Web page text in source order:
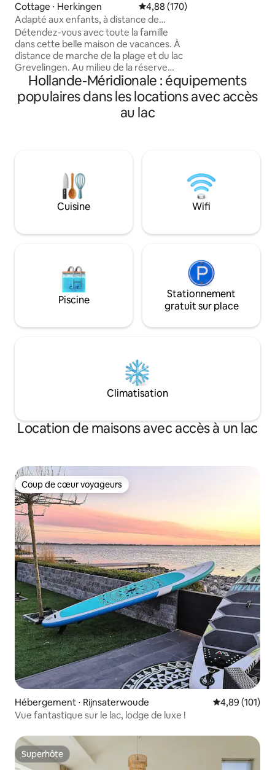
Cottage ⋅ Herkingen Évaluation moyenne sur la
4,88 (170)
Adapté aux enfants, à distance de
marche de la plage et de l'eau
Détendez-vous avec toute la famille
dans cette belle maison de vacances. À
distance de marche de la plage et du lac
Grevelingen. Au milieu de la réserve
naturelle de Slikken van Flakkee. Idéal
pour la marche / le vélo. Repérez les
phoques ou les flamants roses
sauvages ! Deux grands ports de
et électricité. Vous n'avez rien à
apporter. Juste une bonne humeur.
Avec 2 familles ? Louez notre autre
grand sauna à
ou du paddle à
polders. (Tout
Hollande-Méridionale : équipements
populaires dans les locations avec accès
au lac
Cuisine Wifi
Piscine
Stationnement
gratuit sur place
Climatisation
Location de maisons avec accès à un lac
Coup de cœur voyageurs
Coup de cœur voyageurs
Hébergement ⋅ Rijnsaterwoude Évaluation
4,89 (101)
Vue fantastique sur le lac, lodge de luxe !
Superhôte
Superhôte